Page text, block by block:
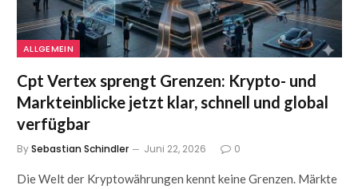
ALLGEMEIN
Cpt Vertex sprengt Grenzen: Krypto- und
Markteinblicke jetzt klar, schnell und global
verfügbar
BySebastian Schindler Juni 22, 2026 0
Die Welt der Kryptowährungen kennt keine Grenzen. Märkte